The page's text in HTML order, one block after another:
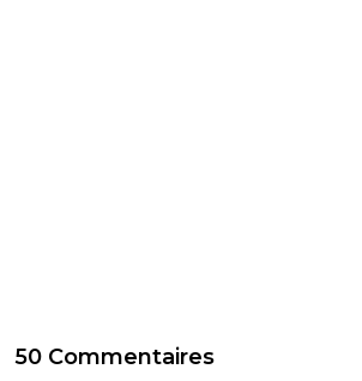
50 Commentaires